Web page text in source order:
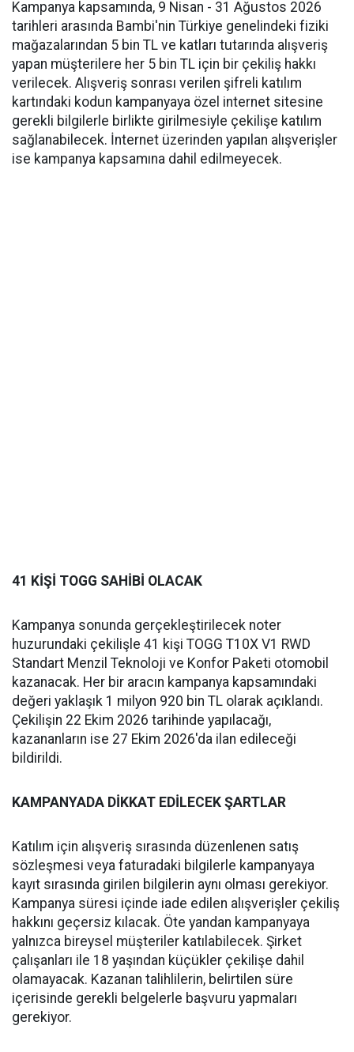
Kampanya kapsamında, 9 Nisan - 31 Ağustos 2026
tarihleri arasında Bambi'nin Türkiye genelindeki fiziki
mağazalarından 5 bin TL ve katları tutarında alışveriş
yapan müşterilere her 5 bin TL için bir çekiliş hakkı
verilecek. Alışveriş sonrası verilen şifreli katılım
kartındaki kodun kampanyaya özel internet sitesine
gerekli bilgilerle birlikte girilmesiyle çekilişe katılım
sağlanabilecek. İnternet üzerinden yapılan alışverişler
ise kampanya kapsamına dahil edilmeyecek.
41 KİŞİ TOGG SAHİBİ OLACAK
Kampanya sonunda gerçekleştirilecek noter
huzurundaki çekilişle 41 kişi TOGG T10X V1 RWD
Standart Menzil Teknoloji ve Konfor Paketi otomobil
kazanacak. Her bir aracın kampanya kapsamındaki
değeri yaklaşık 1 milyon 920 bin TL olarak açıklandı.
Çekilişin 22 Ekim 2026 tarihinde yapılacağı,
kazananların ise 27 Ekim 2026'da ilan edileceği
bildirildi.
KAMPANYADA DİKKAT EDİLECEK ŞARTLAR
Katılım için alışveriş sırasında düzenlenen satış
sözleşmesi veya faturadaki bilgilerle kampanyaya
kayıt sırasında girilen bilgilerin aynı olması gerekiyor.
Kampanya süresi içinde iade edilen alışverişler çekiliş
hakkını geçersiz kılacak. Öte yandan kampanyaya
yalnızca bireysel müşteriler katılabilecek. Şirket
çalışanları ile 18 yaşından küçükler çekilişe dahil
olamayacak. Kazanan talihlilerin, belirtilen süre
içerisinde gerekli belgelerle başvuru yapmaları
gerekiyor.